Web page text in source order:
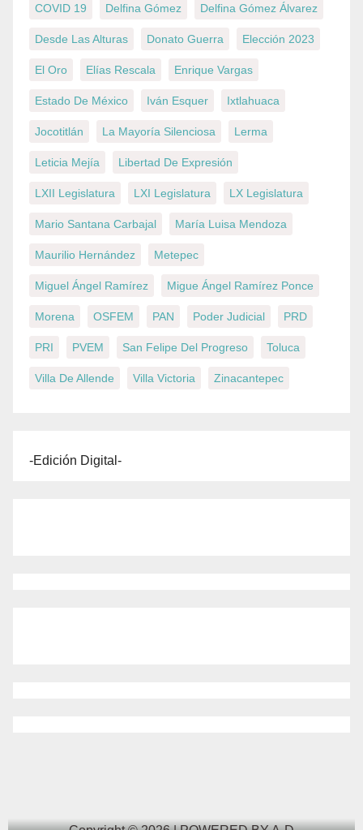
COVID 19 Delfina Gómez Delfina Gómez Álvarez
Desde Las Alturas Donato Guerra Elección 2023
El Oro Elías Rescala Enrique Vargas
Estado De México Iván Esquer Ixtlahuaca
Jocotitlán La Mayoría Silenciosa Lerma
Leticia Mejía Libertad De Expresión
LXII Legislatura LXI Legislatura LX Legislatura
Mario Santana Carbajal María Luisa Mendoza
Maurilio Hernández Metepec
Miguel Ángel Ramírez Migue Ángel Ramírez Ponce
Morena OSFEM PAN Poder Judicial PRD
PRI PVEM San Felipe Del Progreso Toluca
Villa De Allende Villa Victoria Zinacantepec
-Edición Digital-